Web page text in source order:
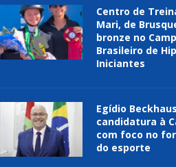
Centro de
Mari, de
bronze no
Brasileiro de
Iniciantes
Egídio
candidatura à
com foco no
do esporte